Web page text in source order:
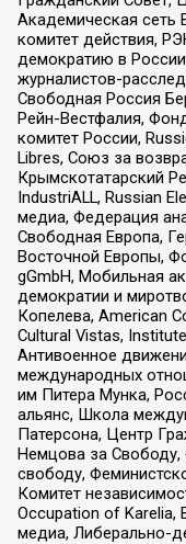
Академическая сеть
комитет действия,
демократию в
журналистов-
Свободная Россия
Рейн-Вестфалия,
комитет России,
Libres, Союз за
Крымскотатарский
IndustriALL, Russian
медиа, Федерация
Свободная Европа,
Восточной Европы,
gGmbH, Мобильная
демократии и
Копелева, American
Cultural Vistas,
Антивоенное
международных
им Питера Мунка,
альянс, Школа
Патерсона, Центр
Немцова за
свободу,
Комитет
Occupation of
медиа, Либерально-